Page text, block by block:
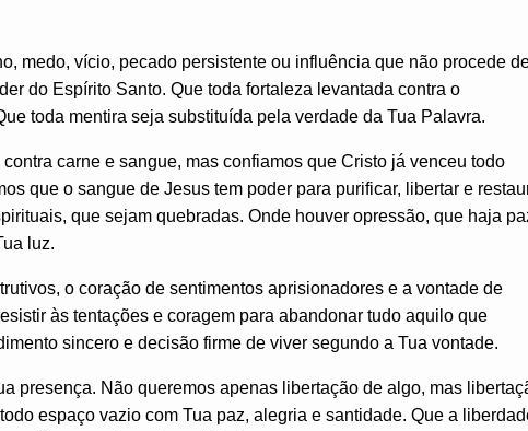
medo, vício, pecado persistente ou influência que não procede
do Espírito Santo. Que toda fortaleza levantada contra o
toda mentira seja substituída pela verdade da Tua Palavra.
carne e sangue, mas confiamos que Cristo já venceu todo
que o sangue de Jesus tem poder para purificar, libertar e
que sejam quebradas. Onde houver opressão, que haja
luz.
o coração de sentimentos aprisionadores e a vontade de
às tentações e coragem para abandonar tudo aquilo que
sincero e decisão firme de viver segundo a Tua vontade.
presença. Não queremos apenas libertação de algo, mas
espaço vazio com Tua paz, alegria e santidade. Que a